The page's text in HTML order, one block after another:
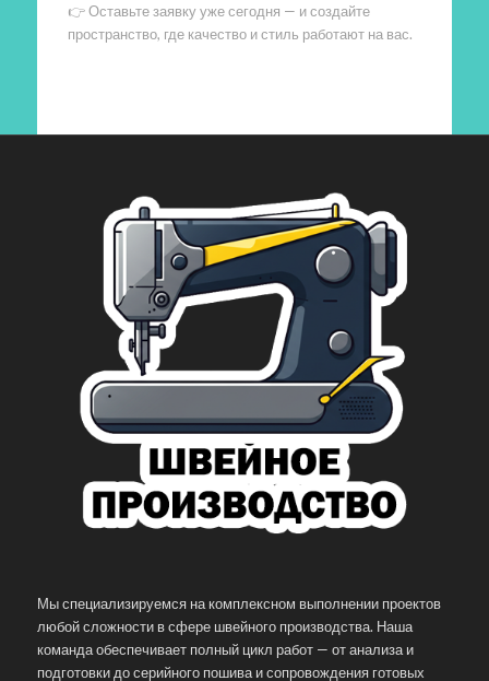
👉 Оставьте заявку уже сегодня — и создайте
пространство, где качество и стиль работают на вас.
Мы специализируемся на комплексном выполнении проектов
любой сложности в сфере швейного производства. Наша
команда обеспечивает полный цикл работ — от анализа и
подготовки до серийного пошива и сопровождения готовых